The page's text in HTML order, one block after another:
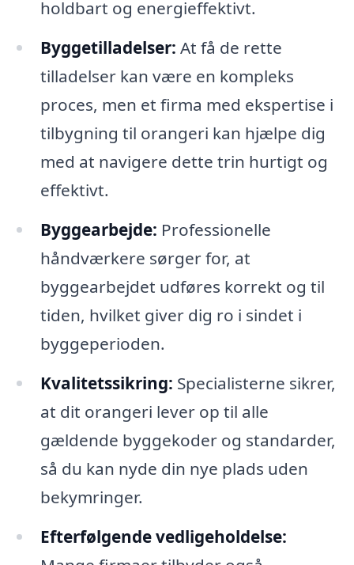
holdbart og energieffektivt.
Byggetilladelser: At få de rette
tilladelser kan være en kompleks
proces, men et firma med ekspertise i
tilbygning til orangeri kan hjælpe dig
med at navigere dette trin hurtigt og
effektivt.
Byggearbejde: Professionelle
håndværkere sørger for, at
byggearbejdet udføres korrekt og til
tiden, hvilket giver dig ro i sindet i
byggeperioden.
Kvalitetssikring: Specialisterne sikrer,
at dit orangeri lever op til alle
gældende byggekoder og standarder,
så du kan nyde din nye plads uden
bekymringer.
Efterfølgende vedligeholdelse: